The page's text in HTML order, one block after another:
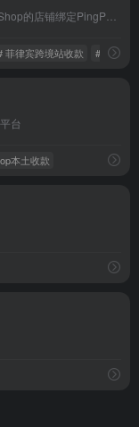
菲律宾跨境站收款 # 泰国跨
台
本土收款